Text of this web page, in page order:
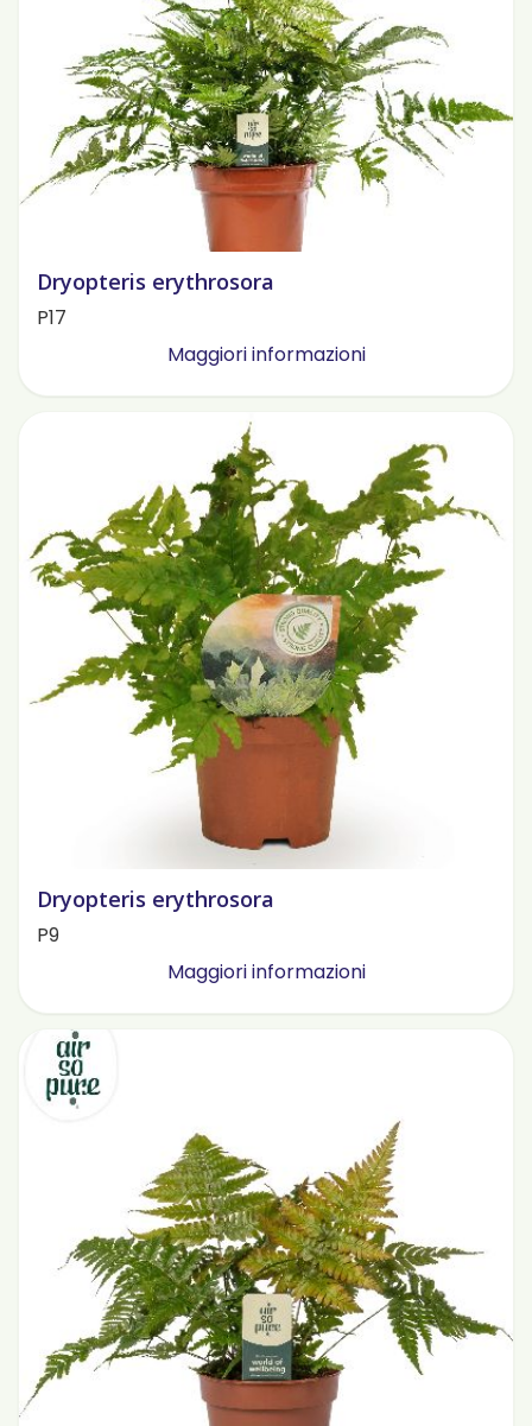
Dryopteris erythrosora
P17
Maggiori informazioni
Dryopteris erythrosora
P9
Maggiori informazioni